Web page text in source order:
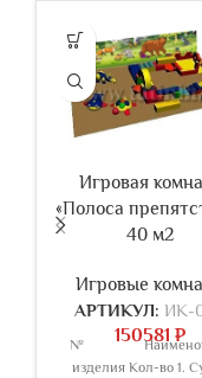
Игровая
«Полоса
40 м2
Игровые
АРТИКУЛ: ИК-
150581 ₽
№
изделия Кол-во 1.